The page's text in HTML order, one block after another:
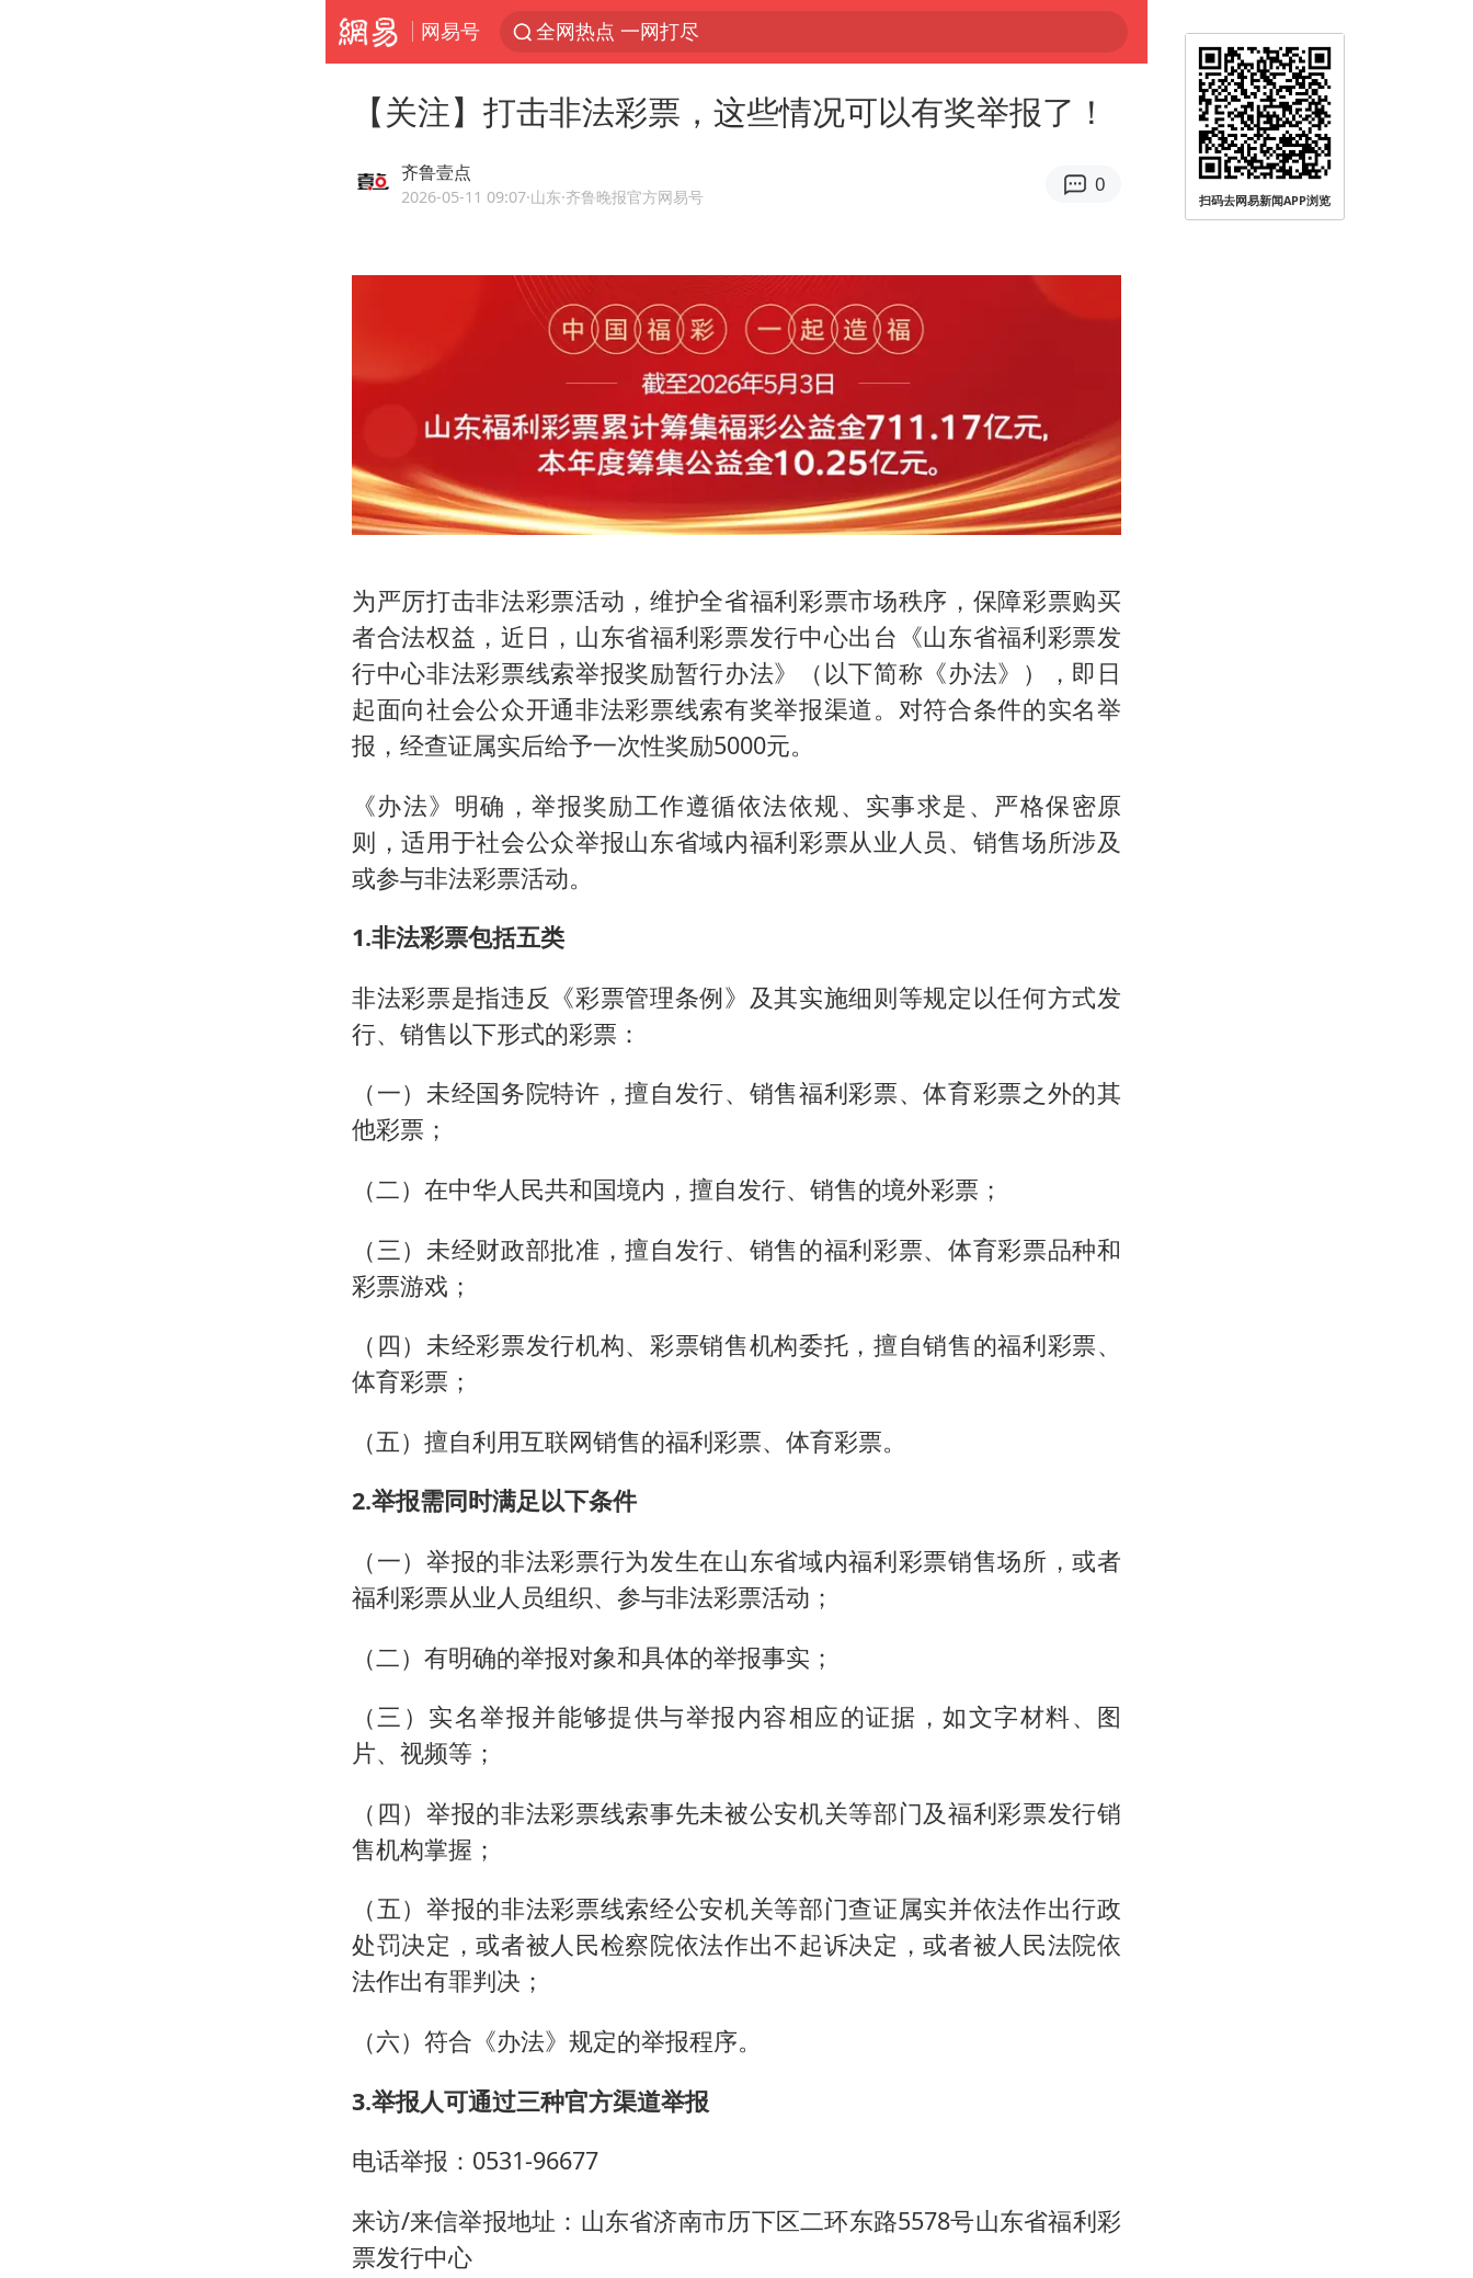
网易号 全网热点 一网打尽
【关注】打击非法彩票，这些情况可以有奖举报了！
齐鲁壹点
2026-05-11 09:07·山东·齐鲁晚报官方网易号
0
为严厉打击非法彩票活动，维护全省福利彩票市场秩序，保障彩票购买
者合法权益，近日，山东省福利彩票发行中心出台《山东省福利彩票发
行中心非法彩票线索举报奖励暂行办法》（以下简称《办法》），即日
起面向社会公众开通非法彩票线索有奖举报渠道。对符合条件的实名举
报，经查证属实后给予一次性奖励5000元。
《办法》明确，举报奖励工作遵循依法依规、实事求是、严格保密原
则，适用于社会公众举报山东省域内福利彩票从业人员、销售场所涉及
或参与非法彩票活动。
1.非法彩票包括五类
非法彩票是指违反《彩票管理条例》及其实施细则等规定以任何方式发
行、销售以下形式的彩票：
（一）未经国务院特许，擅自发行、销售福利彩票、体育彩票之外的其
他彩票；
（二）在中华人民共和国境内，擅自发行、销售的境外彩票；
（三）未经财政部批准，擅自发行、销售的福利彩票、体育彩票品种和
彩票游戏；
（四）未经彩票发行机构、彩票销售机构委托，擅自销售的福利彩票、
体育彩票；
（五）擅自利用互联网销售的福利彩票、体育彩票。
2.举报需同时满足以下条件
（一）举报的非法彩票行为发生在山东省域内福利彩票销售场所，或者
福利彩票从业人员组织、参与非法彩票活动；
（二）有明确的举报对象和具体的举报事实；
（三）实名举报并能够提供与举报内容相应的证据，如文字材料、图
片、视频等；
（四）举报的非法彩票线索事先未被公安机关等部门及福利彩票发行销
售机构掌握；
（五）举报的非法彩票线索经公安机关等部门查证属实并依法作出行政
处罚决定，或者被人民检察院依法作出不起诉决定，或者被人民法院依
法作出有罪判决；
（六）符合《办法》规定的举报程序。
3.举报人可通过三种官方渠道举报
电话举报：0531-96677
来访/来信举报地址：山东省济南市历下区二环东路5578号山东省福利彩
票发行中心
扫码去网易新闻APP浏览